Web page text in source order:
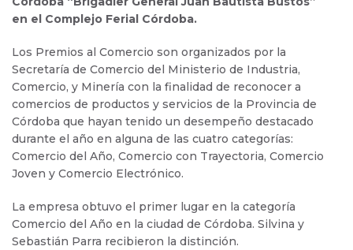
en el Complejo Ferial Córdoba.
Los Premios al Comercio son organizados por la
Secretaría de Comercio del Ministerio de Industria,
Comercio, y Minería con la finalidad de reconocer a
comercios de productos y servicios de la Provincia de
Córdoba que hayan tenido un desempeño destacado
durante el año en alguna de las cuatro categorías:
Comercio del Año, Comercio con Trayectoria, Comercio
Joven y Comercio Electrónico.
La empresa obtuvo el primer lugar en la categoría
Comercio del Año en la ciudad de Córdoba. Silvina y
Sebastián Parra recibieron la distinción.